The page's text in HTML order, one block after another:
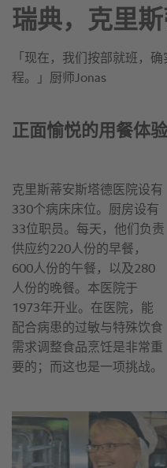
瑞典，克里
「现在，我们按部就班，
程。」厨师Jonas